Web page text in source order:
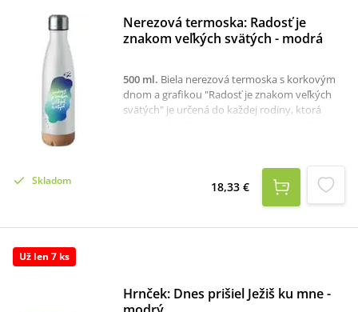
Nerezová termoska: Radosť je
znakom veľkých svätých - modrá
500 ml. Biela nerezová termoska s korkovým
dnom a grafikou "Radosť je znakom veľkých
svätých" je určená do každej rodiny, ktorá
vyrobená z kvalitnej nereze, s kovovým
uzáverom.Priemer termosky je 7 cm a výška 27
Skladom 18,33 €
Už len 7 ks
Hrnček: Dnes prišiel Ježiš ku mne -